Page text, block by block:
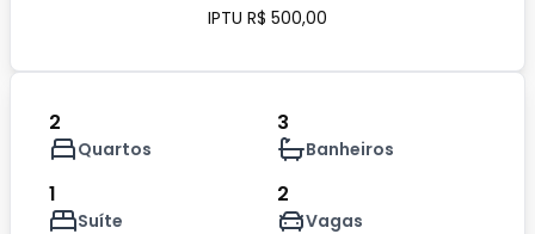
IPTU R$ 500,00
2
Quartos
3
Banheiros
1
Suíte
2
Vagas